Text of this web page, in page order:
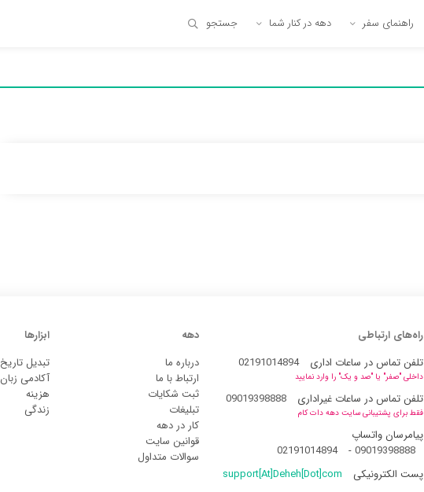
راهنمای سفر دهه در کنار شما جستجو
راه‌های ارتباطی
تلفن تماس در ساعات اداری
02191014894
داخلی "صفر" یا "صد و یک" را وارد نمایید
تلفن تماس در ساعات غیراداری 09019398888
فقط برای پشتیبانی سایت دهه دات کام
پیامرسان واتساپ
09019398888
-
02191014894
پست الکترونیکی
support[At]Deheh[Dot]com
دهه
درباره ما
ارتباط با ما
ثبت شکایات
تبلیغات
کار در دهه
قوانین سایت
سوالات متداول
ابزارها
تبدیل تاریخ
آکادمی زبان
هزینه
زندگی